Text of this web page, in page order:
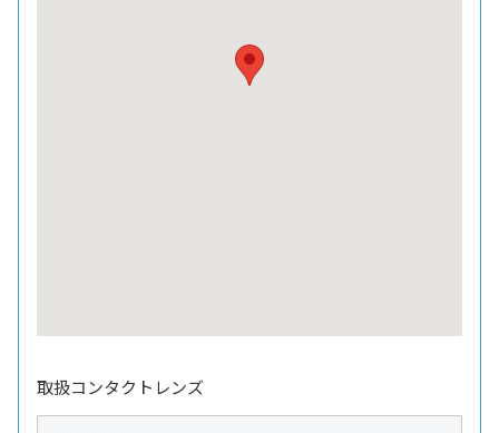
取扱コンタクトレンズ